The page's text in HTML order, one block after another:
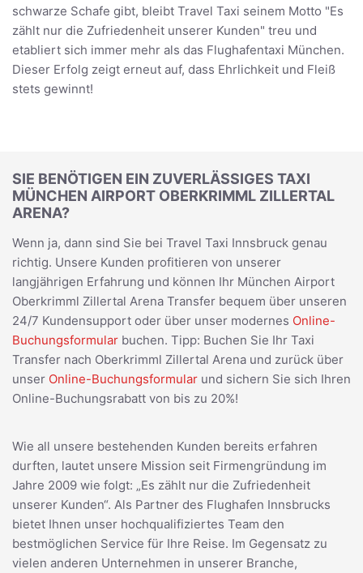
schwarze Schafe gibt, bleibt Travel Taxi seinem Motto "Es
zählt nur die Zufriedenheit unserer Kunden" treu und
etabliert sich immer mehr als das Flughafentaxi München.
Dieser Erfolg zeigt erneut auf, dass Ehrlichkeit und Fleiß
stets gewinnt!
SIE BENÖTIGEN EIN ZUVERLÄSSIGES TAXI
MÜNCHEN AIRPORT OBERKRIMML ZILLERTAL
ARENA?
Wenn ja, dann sind Sie bei Travel Taxi Innsbruck genau
richtig. Unsere Kunden profitieren von unserer
langjährigen Erfahrung und können Ihr München Airport
Oberkrimml Zillertal Arena Transfer bequem über unseren
24/7 Kundensupport oder über unser modernes Online-
Buchungsformular buchen. Tipp: Buchen Sie Ihr Taxi
Transfer nach Oberkrimml Zillertal Arena und zurück über
unser Online-Buchungsformular und sichern Sie sich Ihren
Online-Buchungsrabatt von bis zu 20%!
Wie all unsere bestehenden Kunden bereits erfahren
durften, lautet unsere Mission seit Firmengründung im
Jahre 2009 wie folgt: „Es zählt nur die Zufriedenheit
unserer Kunden“. Als Partner des Flughafen Innsbrucks
bietet Ihnen unser hochqualifiziertes Team den
bestmöglichen Service für Ihre Reise. Im Gegensatz zu
vielen anderen Unternehmen in unserer Branche,